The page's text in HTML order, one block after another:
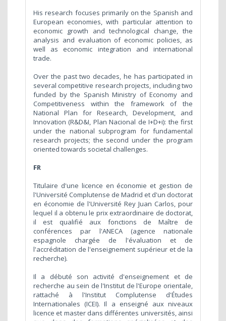
His research focuses primarily on the Spanish and
European economies, with particular attention to
economic growth and technological change, the
analysis and evaluation of economic policies, as
well as economic integration and international
trade.
Over the past two decades, he has participated in
several competitive research projects, including two
funded by the Spanish Ministry of Economy and
Competitiveness within the framework of the
National Plan for Research, Development, and
Innovation (R&D&I, Plan Nacional de I+D+i): the first
under the national subprogram for fundamental
research projects; the second under the program
oriented towards societal challenges.
FR
Titulaire d'une licence en économie et gestion de
l'Université Complutense de Madrid et d'un doctorat
en économie de l'Université Rey Juan Carlos, pour
lequel il a obtenu le prix extraordinaire de doctorat,
il est qualifié aux fonctions de Maître de
conférences par l'ANECA (agence nationale
espagnole chargée de l'évaluation et de
l'accréditation de l'enseignement supérieur et de la
recherche).
Il a débuté son activité d'enseignement et de
recherche au sein de l'Institut de l'Europe orientale,
rattaché à l'Institut Complutense d'Études
Internationales (ICEI). Il a enseigné aux niveaux
licence et master dans différentes universités, ainsi